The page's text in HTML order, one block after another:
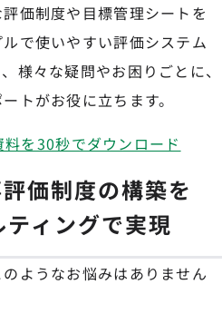
価制度や目標管理シートを
で使いやすい評価システム
様々な疑問やお困りごとに、
トがお役に立ちます。
を30秒でダウンロード
価制度の構築を
ィングで実現
ようなお悩みはありません